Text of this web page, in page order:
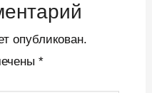
опубликован.
*